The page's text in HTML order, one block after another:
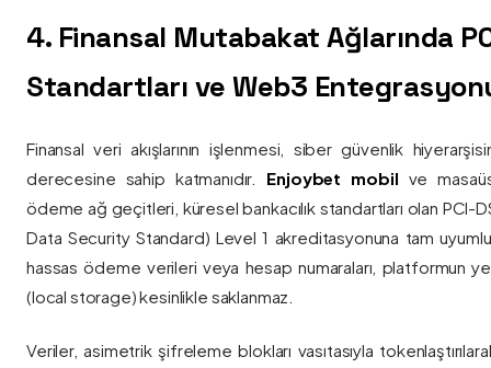
4. Finansal Mutabakat Ağlarında
Standartları ve Web3
Finansal veri akışlarının işlenmesi, siber güvenlik
derecesine sahip katmanıdır. Enjoybet mobil ve
ödeme ağ geçitleri, küresel bankacılık standartları olan PCI-
Data Security Standard) Level 1 akreditasyonuna tam
hassas ödeme verileri veya hesap numaraları, platformun
(local storage) kesinlikle saklanmaz.
Veriler, asimetrik şifreleme blokları vasıtasıyla